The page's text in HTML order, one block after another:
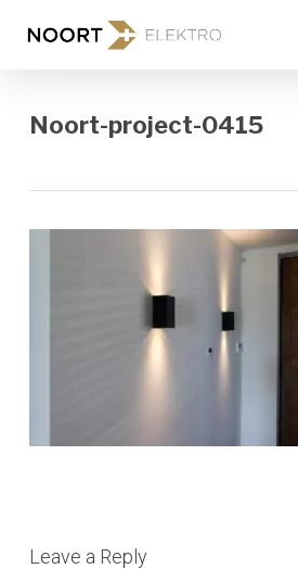
contentNoort-project-0415
Leave a Reply